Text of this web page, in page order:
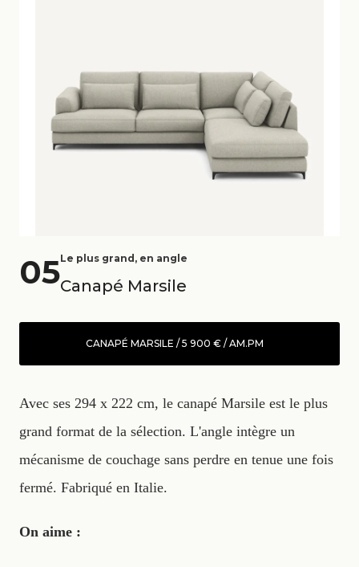
05Le plus grand, en angle
Canapé Marsile
CANAPÉ MARSILE / 5 900 € / AM.PM
Avec ses 294 x 222 cm, le canapé Marsile est le plus
grand format de la sélection. L'angle intègre un
mécanisme de couchage sans perdre en tenue une fois
fermé. Fabriqué en Italie.
On aime :